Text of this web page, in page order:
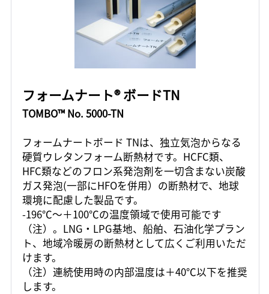
フォームナート® ボードTN
TOMBO™ No. 5000-TN
フォームナートボード TNは、独立気泡からなる
硬質ウレタンフォーム断熱材です。HCFC類、
HFC類などのフロン系発泡剤を一切含まない炭酸
ガス発泡(一部にHFOを併用）の断熱材で、地球
環境に配慮した製品です。
-196℃～＋100℃の温度領域で使用可能です
（注）。LNG・LPG基地、船舶、石油化学プラン
ト、地域冷暖房の断熱材として広くご利用いただ
けます。
（注）連続使用時の内部温度は＋40℃以下を推奨
します。